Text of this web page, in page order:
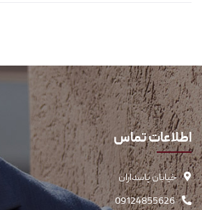
اطلاعات تماس
خیابان پاسداران
09124855626